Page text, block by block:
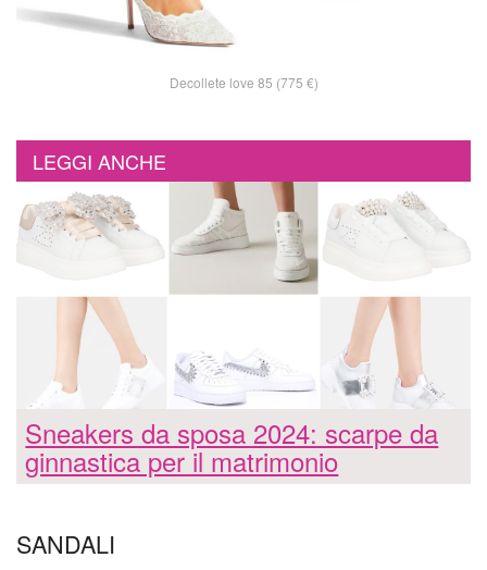
Decollete love 85 (775 €)
LEGGI ANCHE
Sneakers da sposa 2024: scarpe da
ginnastica per il matrimonio
SANDALI